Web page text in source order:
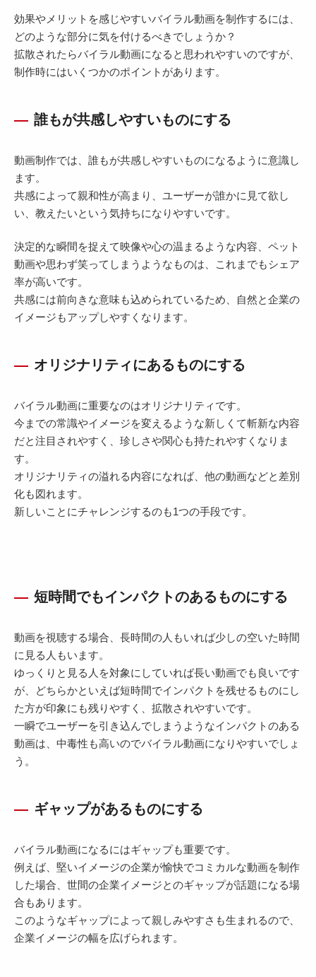
効果やメリットを感じやすいバイラル動画を制作するには、
どのような部分に気を付けるべきでしょうか？
拡散されたらバイラル動画になると思われやすいのですが、
制作時にはいくつかのポイントがあります。
誰もが共感しやすいものにする
動画制作では、誰もが共感しやすいものになるように意識し
ます。
共感によって親和性が高まり、ユーザーが誰かに見て欲し
い、教えたいという気持ちになりやすいです。
決定的な瞬間を捉えて映像や心の温まるような内容、ペット
動画や思わず笑ってしまうようなものは、これまでもシェア
率が高いです。
共感には前向きな意味も込められているため、自然と企業の
イメージもアップしやすくなります。
オリジナリティにあるものにする
バイラル動画に重要なのはオリジナリティです。
今までの常識やイメージを変えるような新しくて斬新な内容
だと注目されやすく、珍しさや関心も持たれやすくなりま
す。
オリジナリティの溢れる内容になれば、他の動画などと差別
化も図れます。
新しいことにチャレンジするのも1つの手段です。
短時間でもインパクトのあるものにする
動画を視聴する場合、長時間の人もいれば少しの空いた時間
に見る人もいます。
ゆっくりと見る人を対象にしていれば長い動画でも良いです
が、どちらかといえば短時間でインパクトを残せるものにし
た方が印象にも残りやすく、拡散されやすいです。
一瞬でユーザーを引き込んでしまうようなインパクトのある
動画は、中毒性も高いのでバイラル動画になりやすいでしょ
う。
ギャップがあるものにする
バイラル動画になるにはギャップも重要です。
例えば、堅いイメージの企業が愉快でコミカルな動画を制作
した場合、世間の企業イメージとのギャップが話題になる場
合もあります。
このようなギャップによって親しみやすさも生まれるので、
企業イメージの幅を広げられます。